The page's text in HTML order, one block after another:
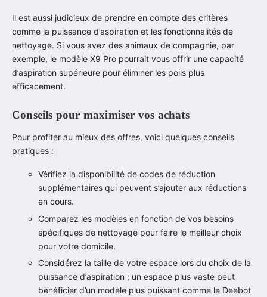
Il est aussi judicieux de prendre en compte des critères
comme la puissance d’aspiration et les fonctionnalités de
nettoyage. Si vous avez des animaux de compagnie, par
exemple, le modèle X9 Pro pourrait vous offrir une capacité
d’aspiration supérieure pour éliminer les poils plus
efficacement.
Conseils pour maximiser vos achats
Pour profiter au mieux des offres, voici quelques conseils
pratiques :
Vérifiez la disponibilité de codes de réduction
supplémentaires qui peuvent s’ajouter aux réductions
en cours.
Comparez les modèles en fonction de vos besoins
spécifiques de nettoyage pour faire le meilleur choix
pour votre domicile.
Considérez la taille de votre espace lors du choix de la
puissance d’aspiration ; un espace plus vaste peut
bénéficier d’un modèle plus puissant comme le Deebot